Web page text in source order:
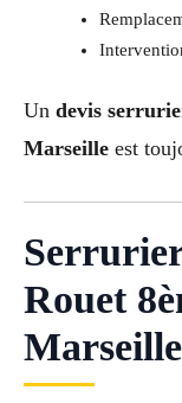
Un devis
Marseille est
Rouet